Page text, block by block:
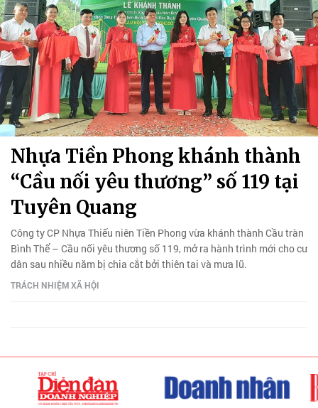
Nhựa Tiền Phong khánh thành
“Cầu nối yêu thương” số 119 tại
Tuyên Quang
Công ty CP Nhựa Thiếu niên Tiền Phong vừa khánh thành Cầu tràn
Bình Thể – Cầu nối yêu thương số 119, mở ra hành trình mới cho cư
dân sau nhiều năm bị chia cắt bởi thiên tai và mưa lũ.
TRÁCH NHIỆM XÃ HỘI